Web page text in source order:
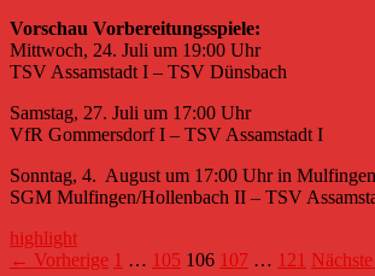
Vorschau Vorbereitungsspiele:
Mittwoch, 24. Juli um 19:00 Uhr
TSV Assamstadt I – TSV Dünsbach
Samstag, 27. Juli um 17:00 Uhr
VfR Gommersdorf I – TSV Assamstadt I
Sonntag, 4. August um 17:00 Uhr in Mulfingen
SGM Mulfingen/Hollenbach II – TSV
highlight
Beitragsnavigation
← Vorherige 1 … 105 106 107 … 121